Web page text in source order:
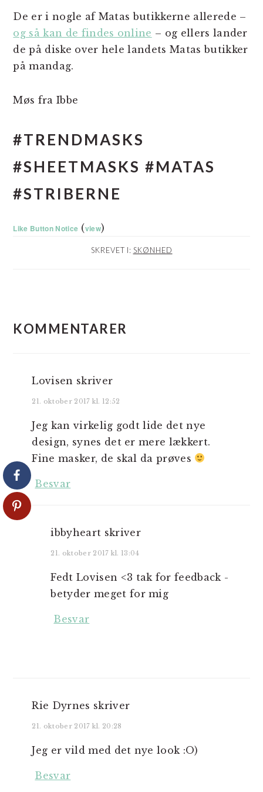
De er i nogle af Matas butikkerne allerede –
og så kan de findes online – og ellers lander
de på diske over hele landets Matas butikker
på mandag.
Møs fra Ibbe
#TRENDMASKS
#SHEETMASKS #MATAS
#STRIBERNE
Like Button Notice (view)
SKREVET I: SKØNHED
KOMMENTARER
Lovisen skriver
21. oktober 2017 kl. 12:52
Jeg kan virkelig godt lide det nye
design, synes det er mere lækkert.
Fine masker, de skal da prøves
Besvar
ibbyheart skriver
21. oktober 2017 kl. 13:04
Fedt Lovisen <3 tak for feedback -
betyder meget for mig
Besvar
Rie Dyrnes skriver
21. oktober 2017 kl. 20:28
Jeg er vild med det nye look :O)
Besvar